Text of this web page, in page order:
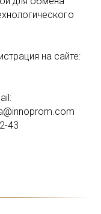
на сайте:
43